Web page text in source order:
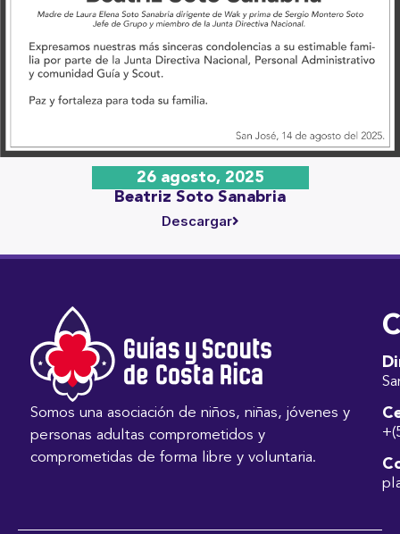
26 agosto, 2025
Beatriz Soto Sanabria
Descargar
Somos una asociación de niños, niñas, jóvenes y
personas adultas comprometidos y
comprometidas de forma libre y voluntaria.